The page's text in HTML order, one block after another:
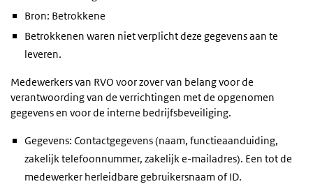
Bron: Betrokkene
Betrokkenen waren niet verplicht deze gegevens aan te
leveren.
Medewerkers van RVO voor zover van belang voor de
verantwoording van de verrichtingen met de opgenomen
gegevens en voor de interne bedrijfsbeveiliging.
Gegevens: Contactgegevens (naam, functieaanduiding,
zakelijk telefoonnummer, zakelijk e-mailadres). Een tot de
medewerker herleidbare gebruikersnaam of ID.